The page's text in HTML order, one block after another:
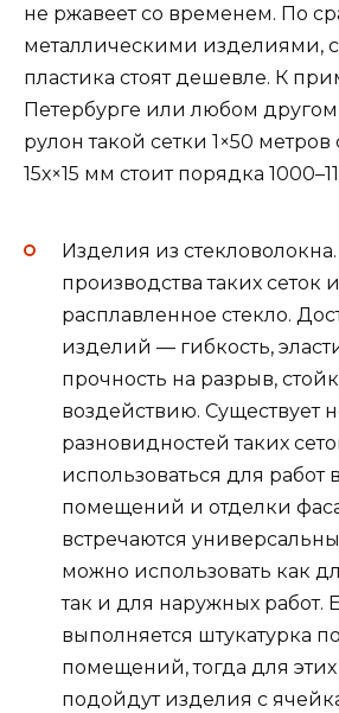
не ржавеет со временем. По
металлическими изделиями,
пластика стоят дешевле. К
Петербурге или любом
рулон такой сетки 1×50
15х×15 мм стоит порядка
Изделия из
производства таких сеток
расплавленное стекло.
изделий — гибкость,
прочность на разрыв,
воздействию. Существует
разновидностей таких
использоваться для работ
помещений и отделки
встречаются
можно использовать как
так и для наружных работ.
выполняется штукатурка
помещений, тогда для
подойдут изделия с